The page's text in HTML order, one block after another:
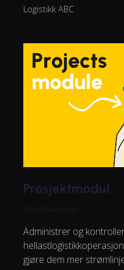
Logistikk ABC
Prosjektmodul
Tanel Vaarmann
Administrer og
gjøre dem mer